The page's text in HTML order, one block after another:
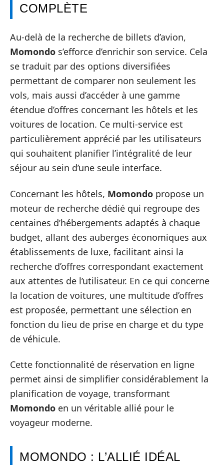
COMPLÈTE
Au-delà de la recherche de billets d’avion,
Momondo s’efforce d’enrichir son service. Cela
se traduit par des options diversifiées
permettant de comparer non seulement les
vols, mais aussi d’accéder à une gamme
étendue d’offres concernant les hôtels et les
voitures de location. Ce multi-service est
particulièrement apprécié par les utilisateurs
qui souhaitent planifier l’intégralité de leur
séjour au sein d’une seule interface.
Concernant les hôtels, Momondo propose un
moteur de recherche dédié qui regroupe des
centaines d’hébergements adaptés à chaque
budget, allant des auberges économiques aux
établissements de luxe, facilitant ainsi la
recherche d’offres correspondant exactement
aux attentes de l’utilisateur. En ce qui concerne
la location de voitures, une multitude d’offres
est proposée, permettant une sélection en
fonction du lieu de prise en charge et du type
de véhicule.
Cette fonctionnalité de réservation en ligne
permet ainsi de simplifier considérablement la
planification de voyage, transformant
Momondo en un véritable allié pour le
voyageur moderne.
MOMONDO : L’ALLIÉ IDÉAL